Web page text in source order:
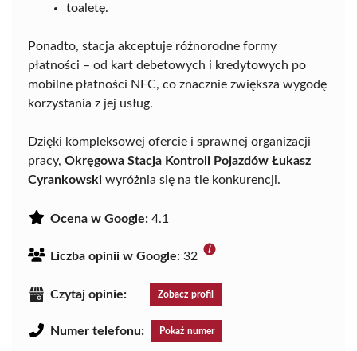
toaletę.
Ponadto, stacja akceptuje różnorodne formy
płatności – od kart debetowych i kredytowych po
mobilne płatności NFC, co znacznie zwiększa wygodę
korzystania z jej usług.
Dzięki kompleksowej ofercie i sprawnej organizacji
pracy, Okręgowa Stacja Kontroli Pojazdów Łukasz
Cyrankowski wyróżnia się na tle konkurencji.
Ocena w Google: 4.1
Liczba opinii w Google: 32
Czytaj opinie: Zobacz profil
Numer telefonu: Pokaż numer